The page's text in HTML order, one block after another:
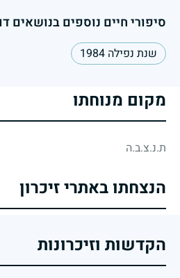
סיפורי חיים נוספים בנושאים
שנת נפילה 1984
מקום מנוחתו
ת.נ.צ.ב.ה
הנצחתו באתרי זיכרון
הקדשות וזיכרונות